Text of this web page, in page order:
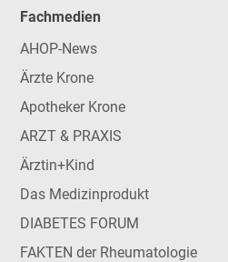
Fachmedien
AHOP-News
Ärzte Krone
Apotheker Krone
ARZT & PRAXIS
Ärztin+Kind
Das Medizinprodukt
DIABETES FORUM
FAKTEN der Rheumatologie